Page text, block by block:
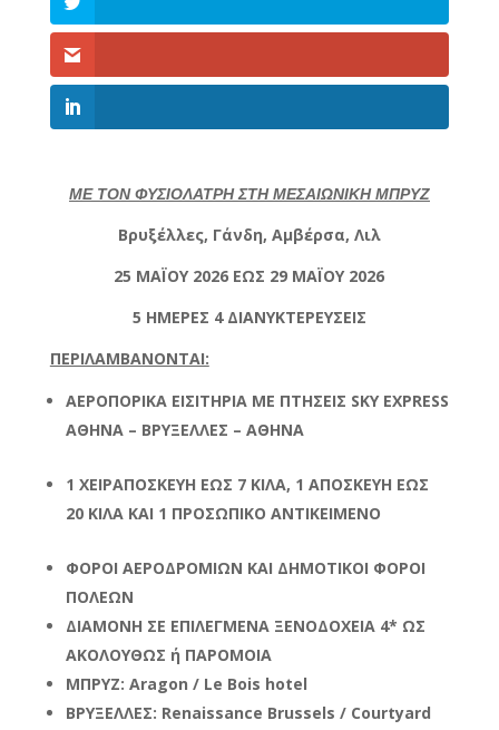
ΜΕ ΤΟΝ ΦΥΣΙΟΛΑΤΡΗ ΣΤΗ ΜΕΣΑΙΩΝΙΚΗ ΜΠΡΥΖ
Βρυξέλλες, Γάνδη, Αμβέρσα, Λιλ
25 ΜΑЇΟΥ 2026 ΕΩΣ 29 ΜΑЇΟΥ 2026
5 ΗΜΕΡΕΣ 4 ΔΙΑΝΥΚΤΕΡΕΥΣΕΙΣ
ΠΕΡΙΛΑΜΒΑΝΟΝΤΑΙ:
ΑΕΡΟΠΟΡΙΚΑ ΕΙΣΙΤΗΡΙΑ ΜΕ ΠΤΗΣΕΙΣ SKY EXPRESS
ΑΘΗΝΑ – ΒΡΥΞΕΛΛΕΣ – ΑΘΗΝΑ
1 ΧΕΙΡΑΠΟΣΚΕΥΗ ΕΩΣ 7 ΚΙΛΑ, 1 ΑΠΟΣΚΕΥΗ ΕΩΣ
20 ΚΙΛΑ ΚΑΙ 1 ΠΡΟΣΩΠΙΚΟ ΑΝΤΙΚΕΙΜΕΝΟ
ΦΟΡΟΙ ΑΕΡΟΔΡΟΜΙΩΝ ΚΑΙ ΔΗΜΟΤΙΚΟΙ ΦΟΡΟΙ
ΠΟΛΕΩΝ
ΔΙΑΜΟΝΗ ΣΕ ΕΠΙΛΕΓΜΕΝΑ ΞΕΝΟΔΟΧΕΙΑ 4* ΩΣ
ΑΚΟΛΟΥΘΩΣ ή ΠΑΡΟΜΟΙΑ
ΜΠΡΥΖ: Aragon / Le Bois hotel
ΒΡΥΞΕΛΛΕΣ: Renaissance Brussels / Courtyard